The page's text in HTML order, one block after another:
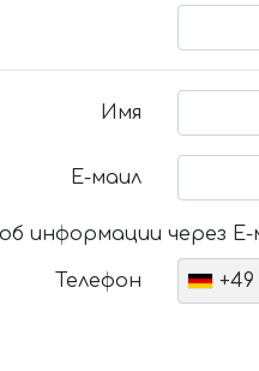
Имя
Е-маил
информации через Е-
Телефон +49